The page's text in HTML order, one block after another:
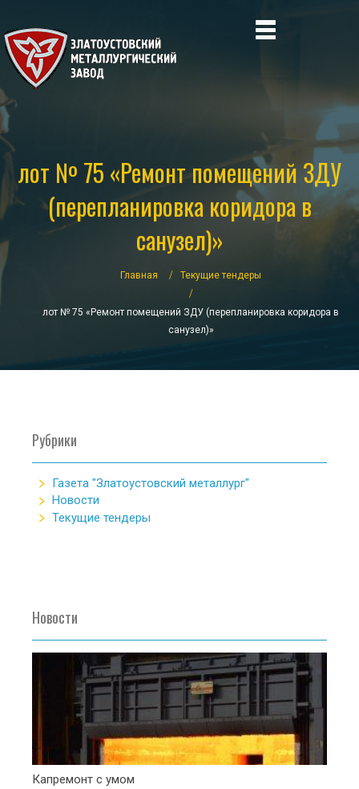
лот № 75 «Ремонт помещений ЗДУ
(перепланировка коридора в
санузел)»
Главная Текущие тендеры
лот № 75 «Ремонт помещений ЗДУ (перепланировка коридора в
санузел)»
Рубрики
Газета "Златоустовский металлург"
Новости
Текущие тендеры
Новости
Капремонт с умом